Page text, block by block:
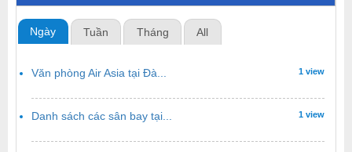
Ngày Tuần Tháng All
Văn phòng Air Asia tại Đà... 1 view
Danh sách các sân bay tại... 1 view